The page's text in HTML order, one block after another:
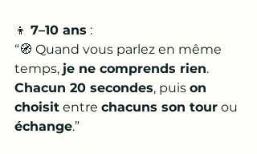
👦 7–10 ans :
“🧭 Quand vous parlez en même
temps, je ne comprends rien.
Chacun 20 secondes, puis on
choisit entre chacuns son tour ou
échange.”